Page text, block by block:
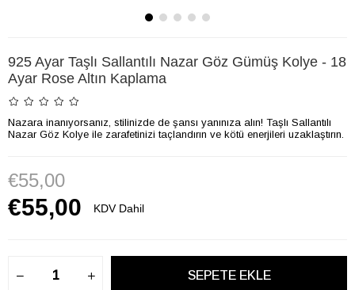
925 Ayar Taşlı Sallantılı Nazar Göz Gümüş Kolye - 18
Ayar Rose Altın Kaplama
Nazara inanıyorsanız, stilinizde de şansı yanınıza alın! Taşlı Sallantılı
Nazar Göz Kolye ile zarafetinizi taçlandırın ve kötü enerjileri uzaklaştırın.
€55,00
KDV Dahil
€55,00